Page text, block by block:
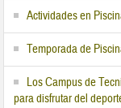
Actividades en
Temporada de
Los Campus de
para disfrutar del